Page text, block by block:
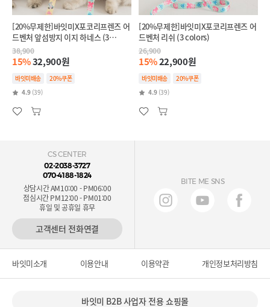
[20%무제한]바잇미X포코리프렌즈 어
드벤처 앞섬방지 이지 하네스 (3
colors)(+하트키링 색상랜덤1개증정)
38,900
15%32,900원
바잇미배송
20%쿠폰
4.9 (39)
[20%무제한]바잇미X포코리프렌즈 어
드벤처 리쉬 (3 colors)
26,900
15%22,900원
바잇미배송
20%쿠폰
4.9 (39)
CS CENTER
02-2038-3727
070-4188-1824
상담시간 AM10:00 - PM06:00
점심시간 PM12:00 - PM01:00
휴일 및 공휴일 휴무
고객센터 전화연결
BITE ME SNS
바잇미소개 이용안내 이용약관 개인정보처리방침
바잇미 B2B 사업자 전용 쇼핑몰